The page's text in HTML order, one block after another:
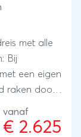
met alle
Bij
een eigen
raken door
vanaf
€ 2.625